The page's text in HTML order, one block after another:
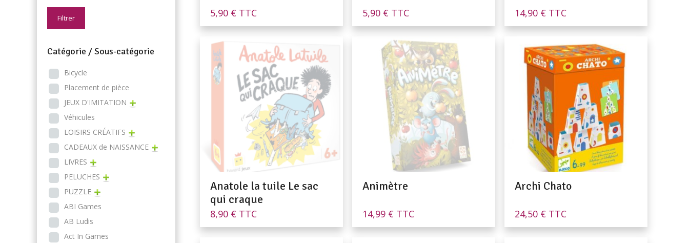
5,90 € TTC 5,90 € TTC 14,90 € TTC
Anatole la tuile Le sac
qui craque
8,90 € TTC
Animètre
14,99 € TTC
Archi Chato
24,50 € TTC
Filtrer
Catégorie / Sous-catégorie
Bicycle
Placement de pièce
JEUX D'IMITATION
Véhicules
LOISIRS CRÉATIFS
CADEAUX de NAISSANCE
LIVRES
PELUCHES
PUZZLE
ABI Games
AB Ludis
Act In Games